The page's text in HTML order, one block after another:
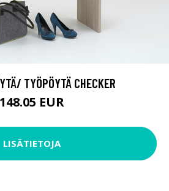
TYÖPÖYTÄ CHECKER
148.05 EUR
LISÄTIETOJA